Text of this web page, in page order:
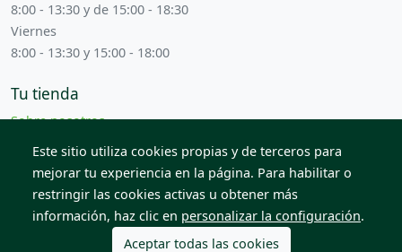
8:00 - 13:30 y de 15:00 - 18:30
Viernes
8:00 - 13:30 y 15:00 - 18:00
Tu tienda
Sobre nosotros
Términos y condiciones
Contacta con nosotros
© 2026 Todos los derechos reservados. Venta de Piezas
2012 S.L.
Este sitio utiliza cookies propias y de terceros para
mejorar tu experiencia en la página. Para habilitar o
restringir las cookies activas u obtener más
información, haz clic en personalizar la configuración.
Aceptar todas las cookies